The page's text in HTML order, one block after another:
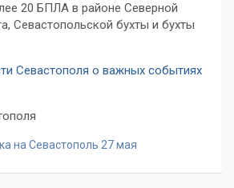
20 БПЛА в районе Северной
Севастопольской бухты и бухты
Севастополя о важных событиях
на Севастополь 27 мая